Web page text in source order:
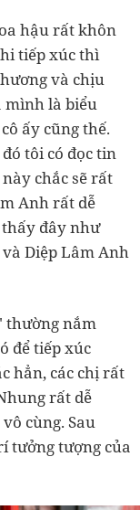
hậu rất khôn
tiếp xúc thì
và chịu
mình là biểu
ấy cũng thế.
tôi có đọc tin
chắc sẽ rất
Anh rất dễ
đây như
Diệp Lâm Anh
thường nắm
để tiếp xúc
hẳn, các chị rất
rất dễ
cùng. Sau
tưởng tượng của